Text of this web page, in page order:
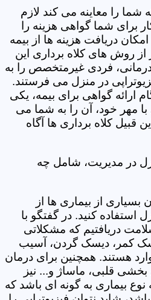
شما را معاینه می کند لازم
برای شما گواهی هزینه را
دریافت هزینه ها از بیمه
از روش های کلاه برداری این
فردی غیرمتخصص را به
در منزل می فرستند.
ارائه گواهی برای بیمه، یکی
با مهر خود، آن را به شما می
قبیل کلاه برداری ها آگاه
در مدیریت، شامل چه
بسیاری از بیماری ها از
استفاده کنید. در گفتگو با
دریافتیم که مشکلاتی
کمر، دیسک گردن، آسیب
هستند. همچنین برای درمان
قلبی، ماساژ و... نیز
بیماری به گونه ای باشد که